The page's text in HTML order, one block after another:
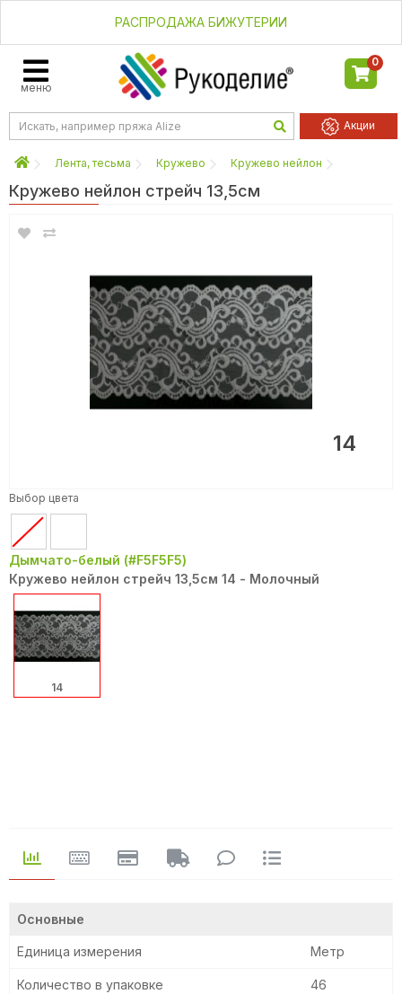
РАСПРОДАЖА БИЖУТЕРИИ
меню
0
Акции
Лента, тесьма Кружево Кружево нейлон
Кружево нейлон стрейч 13,5см
14
Основные
Единица измерения Метр
Количество в упаковке 46
Выбор цвета
Дымчато-белый (#F5F5F5)
Кружево нейлон стрейч 13,5см 14 - Молочный
14